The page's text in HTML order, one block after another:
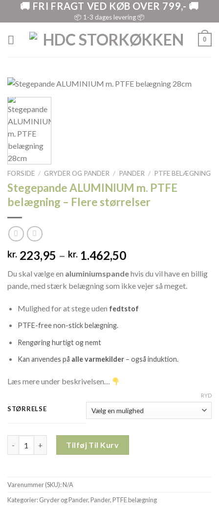
🚚 FRI FRAGT VED KØB OVER 799,- 🚚
📦 1-3 dages levering 📦
0
FORSIDE / GRYDER OG PANDER / PANDER / PTFE BELÆGNING
Stegepande ALUMINIUM m. PTFE
belægning – Flere størrelser
kr. 223,95 – kr. 1.462,50Prisinterval:
til
kr. 1.462,50
Du skal vælge en aluminiumspandehvis du vil have en billig
pande, med stærk belægning som ikke vejer så meget.
Mulighed for at stege uden fedtstof
PTFE-free non-stick belægning.
Rengøring hurtigt og nemt
Kan anvendes på alle varmekilder– også induktion.
Læs mere under beskrivelsen…
STØRRELSE
RYD
Tilføj Til Kurv
Varenummer (SKU):N/A
Kategorier:Gryder og Pander,Pander,PTFE belægning